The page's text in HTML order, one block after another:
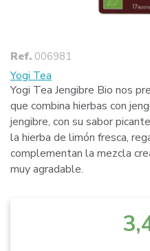
Ref. 006981
Yogi Tea
Yogi Tea Jengibre Bio nos
que combina hierbas con
jengibre, con su sabor
la hierba de limón fresca,
complementan la mezcla
muy agradable.